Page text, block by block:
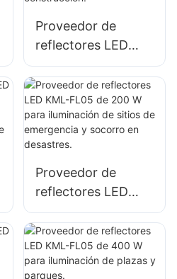
Proveedor de
reflectores LED
KML-FL05 de 100
W para fachadas
de edificios e
iluminación de
obras de
Proveedor de
reflectores LED
KML-FL05 de 200
W para iluminación
de sitios de
emergencia y